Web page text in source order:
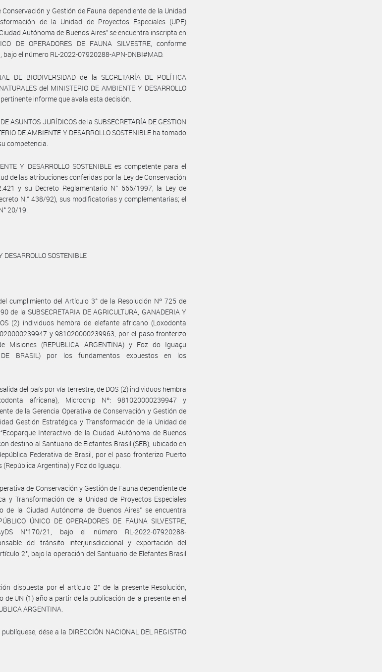
Conservación y Gestión de Fauna dependiente de la Unidad
de la Unidad de Proyectos Especiales (UPE)
Autónoma de Buenos Aires” se encuentra inscripta en
DE OPERADORES DE FAUNA SILVESTRE, conforme
bajo el número RL-2022-07920288-APN-DNBI#MAD.
DE BIODIVERSIDAD de la SECRETARÍA DE POLÍTICA
del MINISTERIO DE AMBIENTE Y DESARROLLO
informe que avala esta decisión.
ASUNTOS JURÍDICOS de la SUBSECRETARÍA DE GESTION
DE AMBIENTE Y DESARROLLO SOSTENIBLE ha tomado
competencia.
Y DESARROLLO SOSTENIBLE es competente para el
de las atribuciones conferidas por la Ley de Conservación
y su Decreto Reglamentario N° 666/1997; la Ley de
N.° 438/92), sus modificatorias y complementarias; el
20/19.
SOSTENIBLE
cumplimiento del Artículo 3° de la Resolución Nº 725 de
de la SUBSECRETARIA DE AGRICULTURA, GANADERIA Y
(2) individuos hembra de elefante africano (Loxodonta
y 981020000239963, por el paso fronterizo
Misiones (REPUBLICA ARGENTINA) y Foz do Iguaçu
DE BRASIL) por los fundamentos expuestos en los
del país por vía terrestre, de DOS (2) individuos hembra
africana), Microchip Nº: 981020000239947 y
de la Gerencia Operativa de Conservación y Gestión de
Gestión Estratégica y Transformación de la Unidad de
Interactivo de la Ciudad Autónoma de Buenos
destino al Santuario de Elefantes Brasil (SEB), ubicado en
Federativa de Brasil, por el paso fronterizo Puerto
Argentina) y Foz do Iguaçu.
de Conservación y Gestión de Fauna dependiente de
y Transformación de la Unidad de Proyectos Especiales
de la Ciudad Autónoma de Buenos Aires” se encuentra
ÚNICO DE OPERADORES DE FAUNA SILVESTRE,
N°170/21, bajo el número RL-2022-07920288-
del tránsito interjurisdiccional y exportación del
2°, bajo la operación del Santuario de Elefantes Brasil
dispuesta por el artículo 2° de la presente Resolución,
de UN (1) año a partir de la publicación de la presente en el
ARGENTINA.
dése a la DIRECCIÓN NACIONAL DEL REGISTRO